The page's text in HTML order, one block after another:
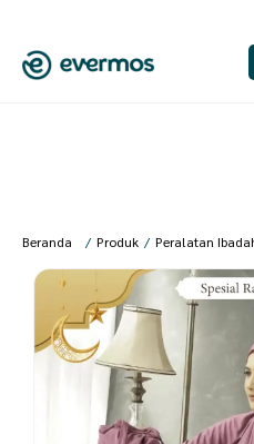
Beranda / Produk / Peralatan